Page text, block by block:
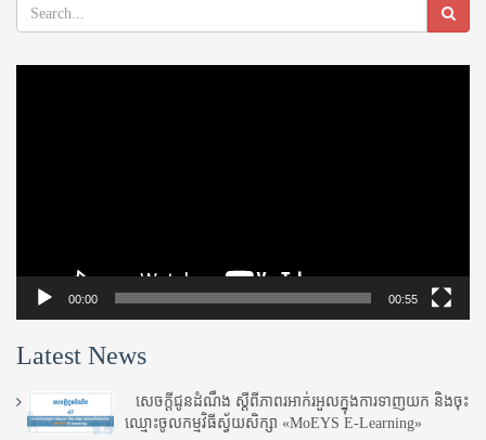
00:00 00:55
Latest News
សេចក្តីជូនដំណឹង ស្តី​ពីភាព​រអាក់រអួល​ក្នុងការ​ទាញ​យក និង​ចុះ​
ឈ្មោះ​ចូល​កម្មវិធី​ស្វ័យសិក្សា «MoEYS E-Learning»